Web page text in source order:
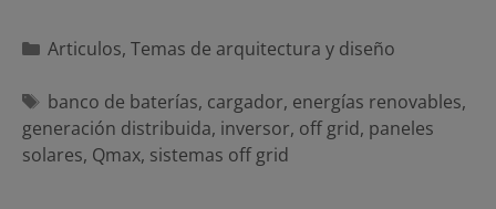
Categorías
Articulos, Temas de arquitectura y diseño
Etiquetas
banco de baterías, cargador, energías renovables,
generación distribuida, inversor, off grid, paneles
solares, Qmax, sistemas off grid